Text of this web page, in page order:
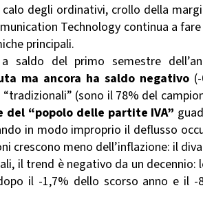
calo degli ordinativi, crollo della
Technology continua a
principali.
saldo del primo semestre
ma ancora ha saldo negativo(-
(sono il 78% del
“popolo delle partite IVA”
in modo improprio il deflusso
crescono meno dell’inflazione: il
il trend è negativo da un decennio:
il -1,7% dello scorso anno e il -